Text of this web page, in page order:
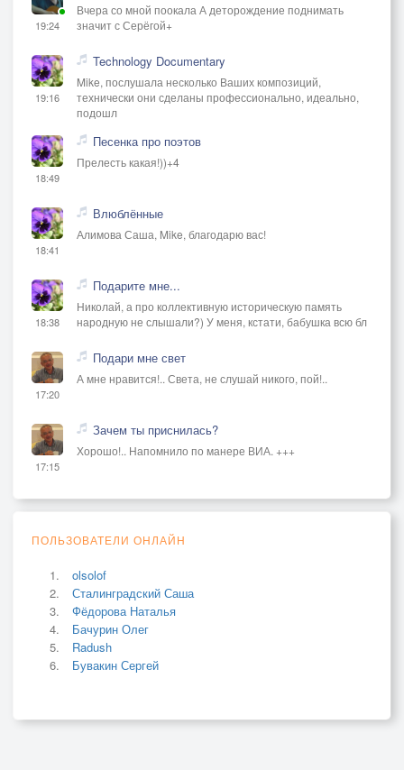
19:24
Вчера со мной поокала А деторождение поднимать
значит с Серёгой+
19:16
Technology Documentary
Mike, послушала несколько Ваших композиций,
технически они сделаны профессионально, идеально,
подошл
18:49
Песенка про поэтов
Прелесть какая!))+4
18:41
Влюблённые
Алимова Саша, Mike, благодарю вас!
18:38
Подарите мне...
Николай, а про коллективную историческую память
народную не слышали?) У меня, кстати, бабушка всю бл
17:20
Подари мне свет
А мне нравится!.. Света, не слушай никого, пой!..
17:15
Зачем ты приснилась?
Хорошо!.. Напомнило по манере ВИА. +++
ПОЛЬЗОВАТЕЛИ ОНЛАЙН
olsolof
Сталинградский Саша
Фёдорова Наталья
Бачурин Олег
Radush
Бувакин Сергей